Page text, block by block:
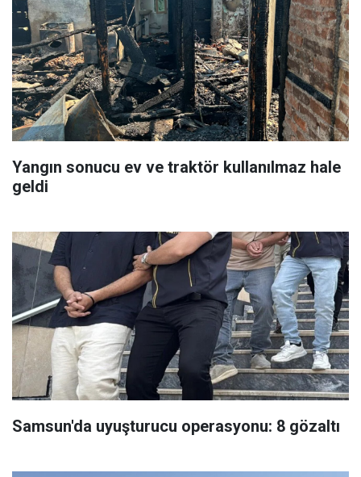
Yangın sonucu ev ve traktör kullanılmaz hale
geldi
Samsun'da uyuşturucu operasyonu: 8 gözaltı